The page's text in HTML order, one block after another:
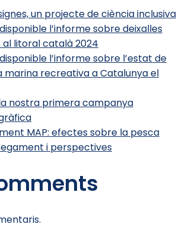
un projecte de ciència inclusiva
l’informe sobre deixalles
al litoral català 2024
l’informe sobre l’estat de
marina recreativa a Catalunya el
nostra primera campanya
MAP: efectes sobre la pesca
i perspectives